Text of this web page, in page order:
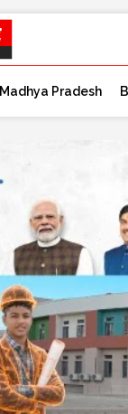
Madhya Pradesh